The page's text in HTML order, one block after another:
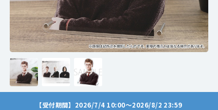
【受付期間】2026/7/4 10:00～2026/8/2 23:59